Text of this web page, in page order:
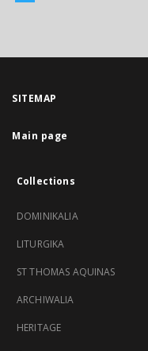
SITEMAP
Main page
Collections
DOMINIKALIA
LITURGIKA
ST THOMAS AQUINAS
ARCHIWALIA
HERITAGE